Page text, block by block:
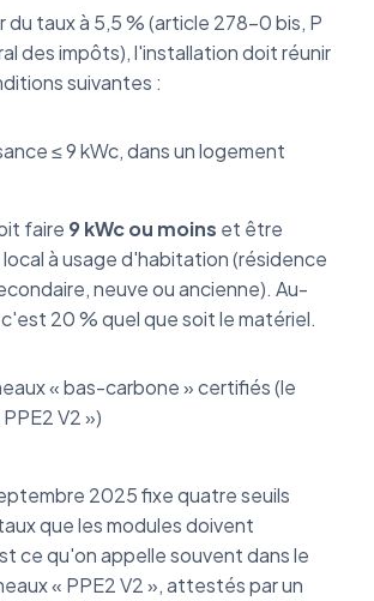
du taux à 5,5 % (article 278-0 bis, P
des impôts), l'installation doit réunir
suivantes :
≤ 9 kWc, dans un logement
faire 9 kWc ou moins et être
à usage d'habitation (résidence
neuve ou ancienne). Au-
20 % quel que soit le matériel.
« bas-carbone » certifiés (le
V2 »)
2025 fixe quatre seuils
que les modules doivent
ce qu'on appelle souvent dans le
« PPE2 V2 », attestés par un